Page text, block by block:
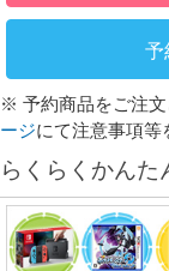
予
※ 予約商品をご注
ージにて注意事項等
らくらくかんた